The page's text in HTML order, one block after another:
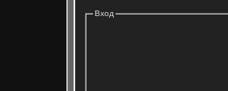
Вход